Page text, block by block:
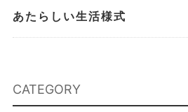
あたらしい生活様式
CATEGORY